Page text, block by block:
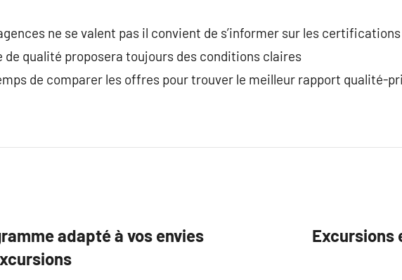
ne se valent pas il convient de s’informer sur les certifications
de qualité proposera toujours des conditions claires
de comparer les offres pour trouver le meilleur rapport qualité-
adapté à vos envies
Excursions